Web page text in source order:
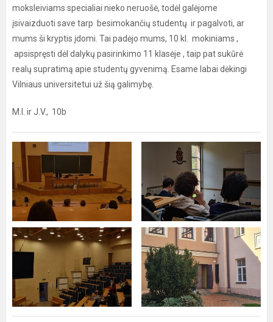
moksleiviams specialiai nieko neruošė, todėl galėjome
įsivaizduoti save tarp besimokančių studentų ir pagalvoti, ar
mums ši kryptis įdomi. Tai padėjo mums, 10 kl. mokiniams ,
apsispręsti dėl dalykų pasirinkimo 11 klasėje , taip pat sukūrė
realų supratimą apie studentų gyvenimą. Esame labai dėkingi
Vilniaus universitetui už šią galimybę.
M.I. ir J.V., 10b